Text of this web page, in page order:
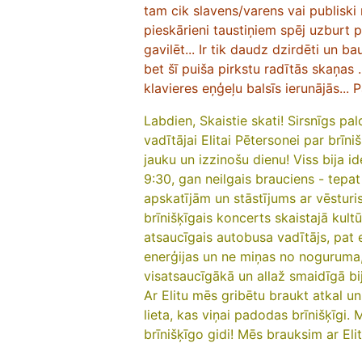
tam cik slavens/varens vai
pieskārieni taustiņiem spēj uzburt
gavilēt... Ir tik daudz dzirdēti un
bet šī puiša pirkstu radītās skaņas
klavieres eņģeļu balsīs ierunājās...
Labdien, Skaistie skati! Sirsnīgs
vadītājai Elitai Pētersonei par
jauku un izzinošu dienu! Viss bija
9:30, gan neilgais brauciens -
apskatījām un stāstījums ar
brīnišķīgais koncerts skaistajā
atsaucīgais autobusa vadītājs, pat
enerģijas un ne miņas no
visatsaucīgākā un allaž smaidīgā
Ar Elitu mēs gribētu braukt atkal
lieta, kas viņai padodas brīnišķīgi.
brīnišķīgo gidi! Mēs brauksim ar